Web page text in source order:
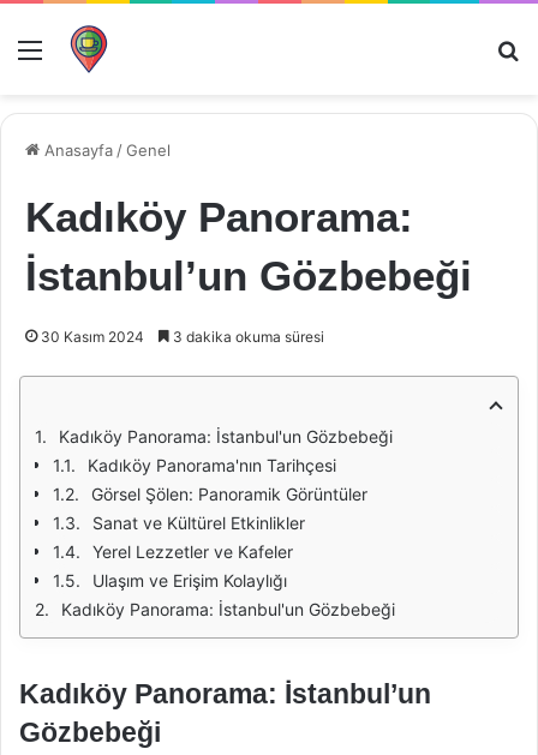
Menü
Anasayfa /Genel
Kadıköy Panorama:
İstanbul’un Gözbebeği
30 Kasım 2024 3 dakika okuma süresi
Kadıköy Panorama: İstanbul'un Gözbebeği
Kadıköy Panorama'nın Tarihçesi
Görsel Şölen: Panoramik Görüntüler
Sanat ve Kültürel Etkinlikler
Yerel Lezzetler ve Kafeler
Ulaşım ve Erişim Kolaylığı
Kadıköy Panorama: İstanbul'un Gözbebeği
Kadıköy Panorama: İstanbul’un
Gözbebeği